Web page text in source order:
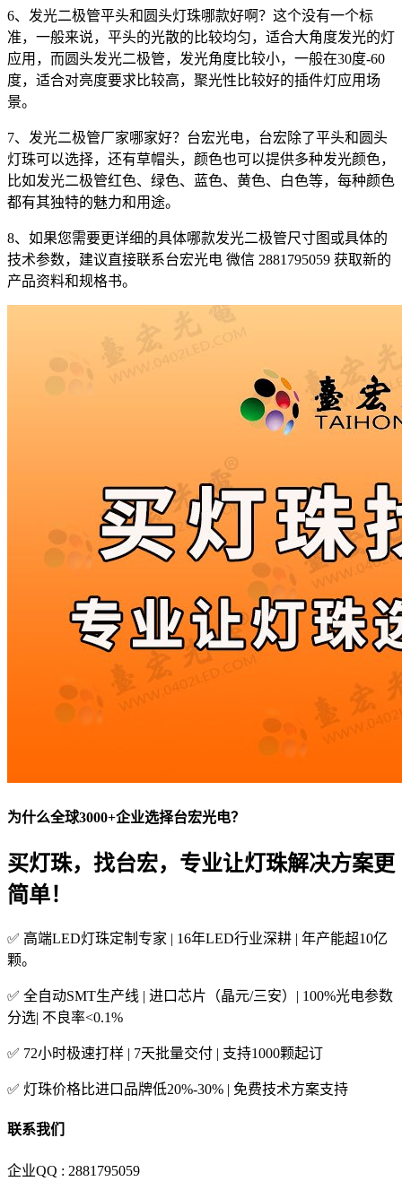
6、发光二极管平头和圆头灯珠哪款好啊？这个没有一个标
准，一般来说，平头的光散的比较均匀，适合大角度发光的灯
应用，而圆头发光二极管，发光角度比较小，一般在30度-60
度，适合对亮度要求比较高，聚光性比较好的插件灯应用场
景。
7、发光二极管厂家哪家好？台宏光电，台宏除了平头和圆头
灯珠可以选择，还有草帽头，颜色也可以提供多种发光颜色，
比如发光二极管红色、绿色、蓝色、黄色、白色等，每种颜色
都有其独特的魅力和用途。
8、如果您需要更详细的具体哪款发光二极管尺寸图或具体的
技术参数，建议直接联系台宏光电 微信 2881795059 获取新的
产品资料和规格书。
为什么全球3000+企业选择台宏光电？
买灯珠，找台宏，专业让灯珠解决方案更
简单！
✅ 高端LED灯珠定制专家 | 16年LED行业深耕 | 年产能超10亿
颗。
✅ 全自动SMT生产线 | 进口芯片（晶元/三安）| 100%光电参数
分选| 不良率<0.1%
✅ 72小时极速打样 | 7天批量交付 | 支持1000颗起订
✅ 灯珠价格比进口品牌低20%-30% | 免费技术方案支持
联系我们
企业QQ : 2881795059